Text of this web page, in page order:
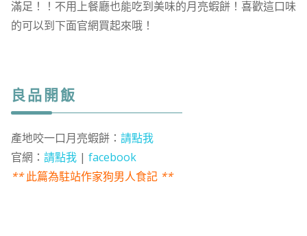
滿足！！不用上餐廳也能吃到美味的月亮蝦餅！喜歡這口味
的可以到下面官網買起來哦！
良品開飯
產地咬一口月亮蝦餅： 請點我
官網： 請點我| facebook
**此篇為駐站作家狗男人食記**